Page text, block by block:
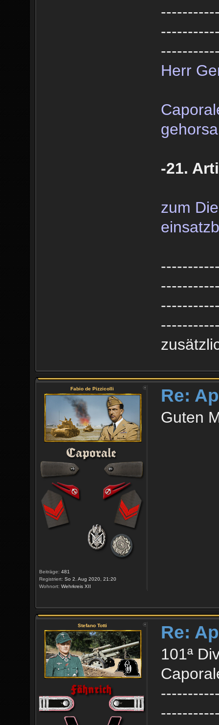
Herr
-21.
zum
Fabio de Pizzicolli
Beiträge: 481
Registriert: So 2. Aug 2020, 21:20
Wohnort: Wehrkreis XII
Re:
Guten
Stefano Totti Re:
101ª